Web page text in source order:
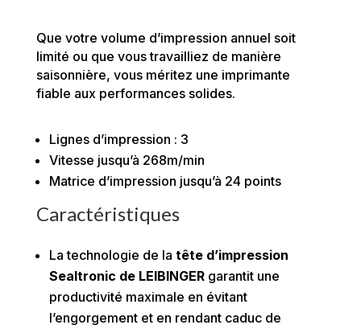
Que votre volume d’impression annuel soit
limité ou que vous travailliez de manière
saisonnière, vous méritez une imprimante
fiable aux performances solides.
Lignes d’impression : 3
Vitesse jusqu’à 268m/min
Matrice d’impression jusqu’à 24 points
Caractéristiques
La technologie de la tête d’impression
Sealtronic de LEIBINGERgarantit une
productivité maximale en évitant
l’engorgement et en rendant caduc de